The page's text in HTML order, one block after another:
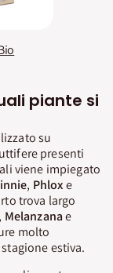
piante si
su
presenti
viene impiegato
, Phloxe
trova largo
, Melanzanae
molto
estiva.